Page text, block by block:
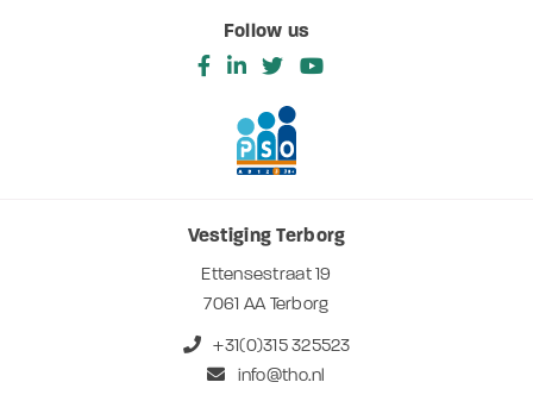
Follow us
Vestiging Terborg
Ettensestraat 19
7061 AA Terborg
+31(0)315 325523
info@tho.nl